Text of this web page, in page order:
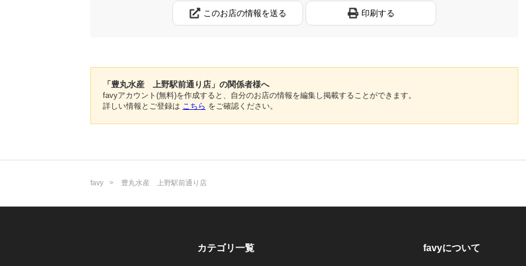
このお店の情報を送る 印刷する
「豊丸水産 上野駅前通り店」の関係者様へ
favyアカウント(無料)を作成すると、自分のお店の情報を編集し掲載することができます。
詳しい情報とご登録は こちら をご確認ください。
favy 豊丸水産 上野駅前通り店
カテゴリ一覧 favyについて